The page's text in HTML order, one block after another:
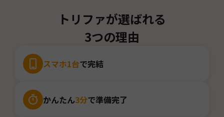
トリファが選ばれる
3つの理由
スマホ1台で完結
かんたん3分で準備完了